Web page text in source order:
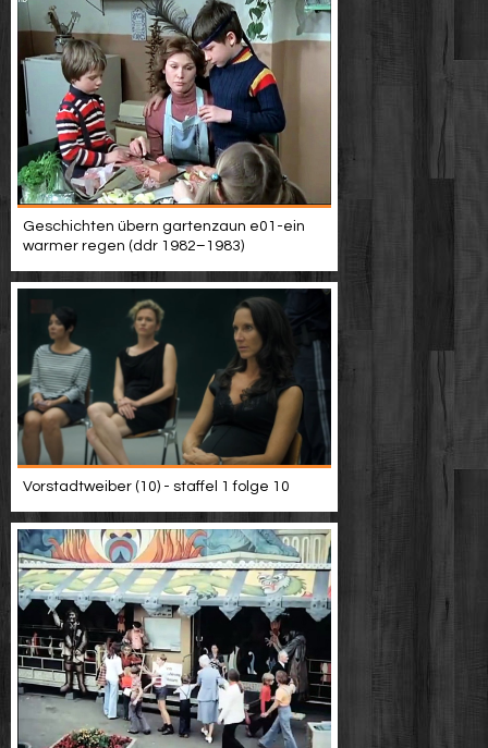
Geschichten übern gartenzaun e01-ein
warmer regen (ddr 1982–1983)
Vorstadtweiber (10) - staffel 1 folge 10